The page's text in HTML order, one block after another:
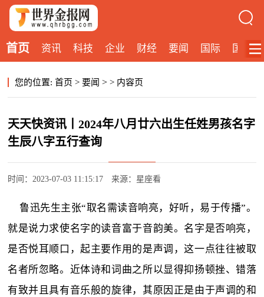
首页 资讯 科技 企业 财经 要闻 国际 国内
您的位置: 首页 > 要闻 > > 内容页
天天快资讯丨2024年八月廿六出生任姓男孩名字
生辰八字五行查询
时间：2023-07-03 11:15:17 来源：星座看
鲁迅先生主张“取名需读音响亮，好听，易于传播”。
就是说力求使名字的读音富于音韵美。名字是否响亮，
是否悦耳顺口，起主要作用的是声调，这一点往往被取
名者所忽略。近体诗和词曲之所以显得抑扬顿挫、错落
有致并且具有音乐般的旋律，其原因正是由于声调的和